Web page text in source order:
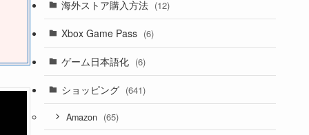
海外ストア購入方法 (12)
Xbox Game Pass (6)
ゲーム日本語化 (6)
ショッピング (641)
Amazon (65)